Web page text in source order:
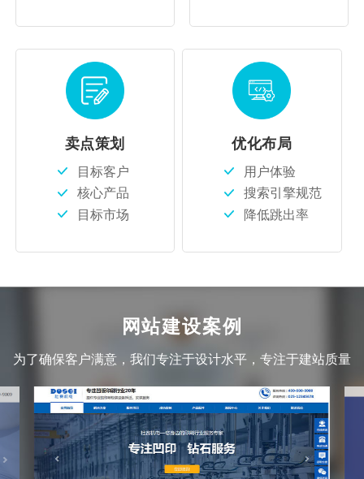
卖点策划
目标客户
核心产品
目标市场
优化布局
用户体验
搜索引擎规范
降低跳出率
网站建设案例
为了确保客户满意，我们专注于设计水平，专注于建站质量